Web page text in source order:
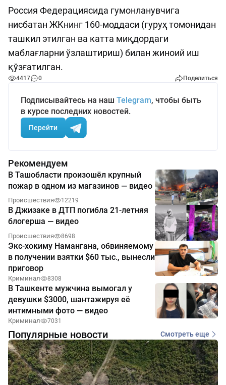
Россия Федерациясида гумонланувчига
нисбатан ЖКнинг 160-моддаси (гуруҳ томонидан
ташкил этилган ва катта миқдордаги
маблағларни ўзлаштириш) билан жиноий иш
қўзғатилган.
4417 0 Поделиться
Подписывайтесь на наш Telegram, чтобы быть
в курсе последних новостей.
Перейти
Рекомендуем
В Ташобласти произошёл крупный
пожар в одном из магазинов — видео
Происшествия 12219
В Джизаке в ДТП погибла 21-летняя
блогерша — видео
Происшествия 8698
Экс-хокиму Намангана, обвиняемому
в получении взятки $60 тыс., вынесли
приговор
Криминал 8308
В Ташкенте мужчина вымогал у
девушки $3000, шантажируя её
интимными фото — видео
Криминал 7031
Популярные новости Смотреть еще